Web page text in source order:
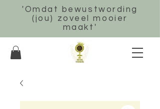
'Omdat bewustwording
(jou) zoveel mooier
maakt'